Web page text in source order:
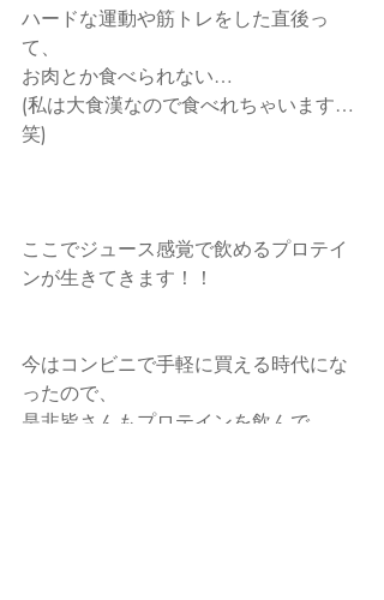
ハードな運動や筋トレをした直後っ
て、
お肉とか食べられない…
(私は大食漢なので食べれちゃいます…
笑)
ここでジュース感覚で飲めるプロテイ
ンが生きてきます！！
今はコンビニで手軽に買える時代にな
ったので、
是非皆さんもプロテインを飲んで、